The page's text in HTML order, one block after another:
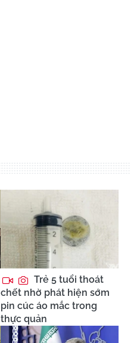
Trẻ 5 tuổi thoát
chết nhờ phát hiện sớm
pin cúc áo mắc trong
thực quản